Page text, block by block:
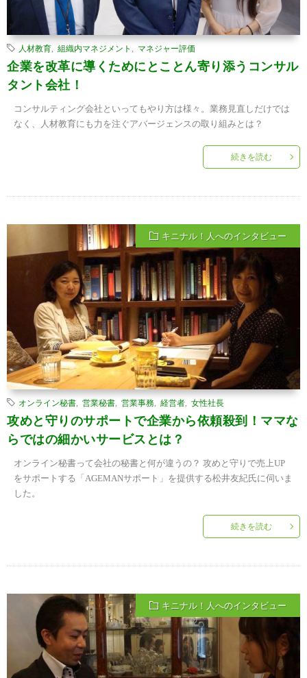
人材教育 組織内マネジメント マネジャー評価
企業を改革に導くためにとことん寄り添うコンサル
タント会社！
コンサルティング会社といってもやり方は様々。業務見直しだけでは
なく、人材教育にも力を注ぐアバージェンスの取り組みとは？
続きを読む
キニナル！人へのインタビュー
オンライン秘書 営業秘書 営業事務 経営者 女性社長
攻めと守りのサポートで企業から依頼殺到！ママな
らではの細かいサービスとは？
オンライン秘書って会社の秘書と何が違うの？ 攻めと守りで売上UP
をサポートする「AGEMANサポート」を提供する松井友紀氏に伺いま
した。
続きを読む
キニナル！人へのインタビュー